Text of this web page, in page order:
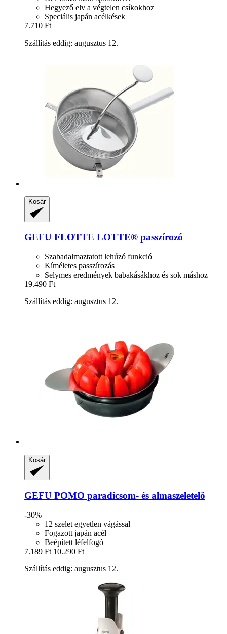
Hegyező elv a végtelen csíkokhoz
Speciális japán acélkések
7.710 Ft
Szállítás eddig: augusztus 12.
Kosár
GEFU FLOTTE LOTTE® passzírozó
Szabadalmaztatott lehúzó funkció
Kíméletes passzírozás
Selymes eredmények babakásákhoz és sok máshoz
19.490 Ft
Szállítás eddig: augusztus 12.
Kosár
GEFU POMO paradicsom-​ és almaszeletelő
-30%
12 szelet egyetlen vágással
Fogazott japán acél
Beépített léfelfogó
7.189 Ft 10.290 Ft
Szállítás eddig: augusztus 12.